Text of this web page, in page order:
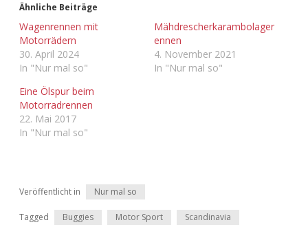
Adventskalender 2020
Adventskalender 2021
Ähnliche Beiträge
Wagenrennen mit
Motorrädern
30. April 2024
In "Nur mal so"
Mähdrescherkarambolager
ennen
4. November 2021
In "Nur mal so"
Eine Ölspur beim
Motorradrennen
22. Mai 2017
In "Nur mal so"
Veröffentlicht in Nur mal so
Tagged Buggies Motor Sport Scandinavia